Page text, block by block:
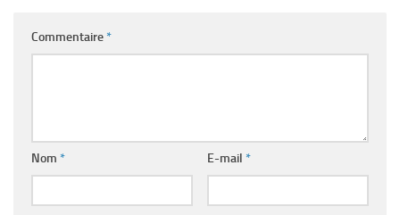
Commentaire*
Nom * E-mail *